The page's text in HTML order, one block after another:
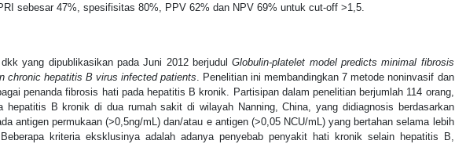
sebesar 47%, spesifisitas 80%, PPV 62% dan NPV 69% untuk cut-off >1,5.
dkk yang dipublikasikan pada Juni 2012 berjudulGlobulin-platelet model predicts minimal fibrosis
chronic hepatitis B virus infected patients . Penelitian ini membandingkan 7 metode noninvasif dan
penanda fibrosis hati pada hepatitis B kronik. Partisipan dalam penelitian berjumlah 114 orang,
hepatitis B kronik di dua rumah sakit di wilayah Nanning, China, yang didiagnosis berdasarkan
antigen permukaan (>0,5ng/mL) dan/atau e antigen (>0,05 NCU/mL) yang bertahan selama lebih
kriteria eksklusinya adalah adanya penyebab penyakit hati kronik selain hepatitis B,